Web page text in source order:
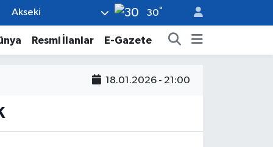
Akseki 30°
Resmi İlanlar E-Gazete
18.01.2026 - 21:00